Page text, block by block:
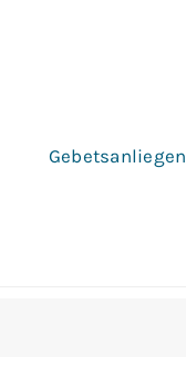
Gebetsanliegen